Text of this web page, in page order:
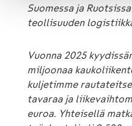
Suomessa ja
teollisuuden
Vuonna 2025
miljoonaa
kuljetimme
tavaraa ja
euroa. Yhteisellä